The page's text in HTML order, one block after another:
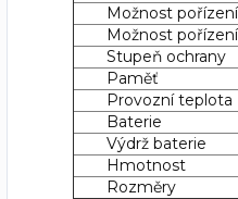
Možnost
Možnost
Stupeň ochrany
Paměť
Provozní teplota
Baterie
Výdrž baterie
Hmotnost
Rozměry